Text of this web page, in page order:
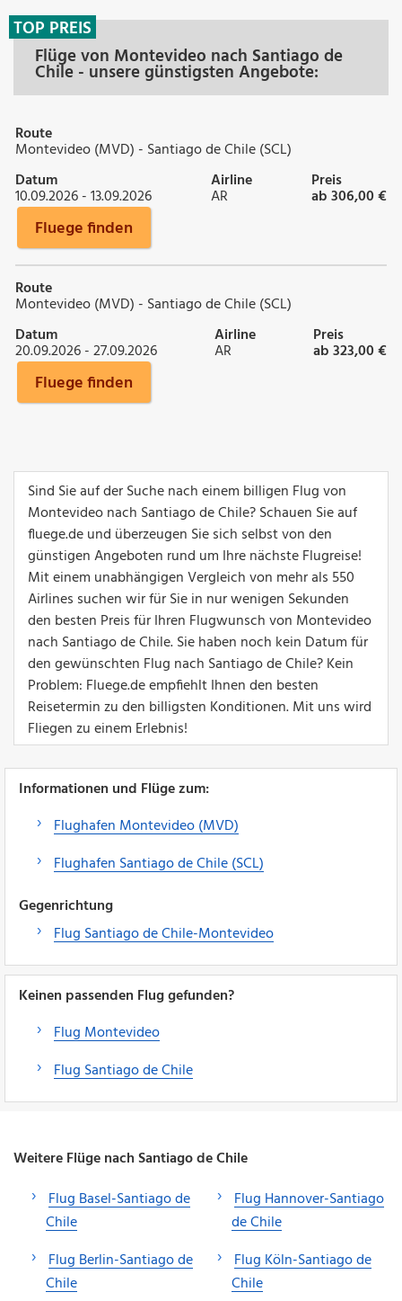
Flüge von Montevideo nach Santiago de
Chile - unsere günstigsten Angebote:
TOP PREIS
Route
Montevideo (MVD) - Santiago de Chile (SCL)
Datum
10.09.2026 - 13.09.2026
Airline
AR
Preis
ab 306,00 €
Fluege finden
Route
Montevideo (MVD) - Santiago de Chile (SCL)
Datum
20.09.2026 - 27.09.2026
Airline
AR
Preis
ab 323,00 €
Fluege finden
Sind Sie auf der Suche nach einem billigen Flug von
Montevideo nach Santiago de Chile? Schauen Sie auf
fluege.de und überzeugen Sie sich selbst von den
günstigen Angeboten rund um Ihre nächste Flugreise!
Mit einem unabhängigen Vergleich von mehr als 550
Airlines suchen wir für Sie in nur wenigen Sekunden
den besten Preis für Ihren Flugwunsch von Montevideo
nach Santiago de Chile. Sie haben noch kein Datum für
den gewünschten Flug nach Santiago de Chile? Kein
Problem: Fluege.de empfiehlt Ihnen den besten
Reisetermin zu den billigsten Konditionen. Mit uns wird
Fliegen zu einem Erlebnis!
Informationen und Flüge zum:
Flughafen Montevideo (MVD)
Flughafen Santiago de Chile (SCL)
Gegenrichtung
Flug Santiago de Chile-Montevideo
Keinen passenden Flug gefunden?
Flug Montevideo
Flug Santiago de Chile
Weitere Flüge nach Santiago de Chile
Flug Basel-Santiago de
Chile
Flug Berlin-Santiago de
Chile
Flug Hannover-Santiago
de Chile
Flug Köln-Santiago de
Chile